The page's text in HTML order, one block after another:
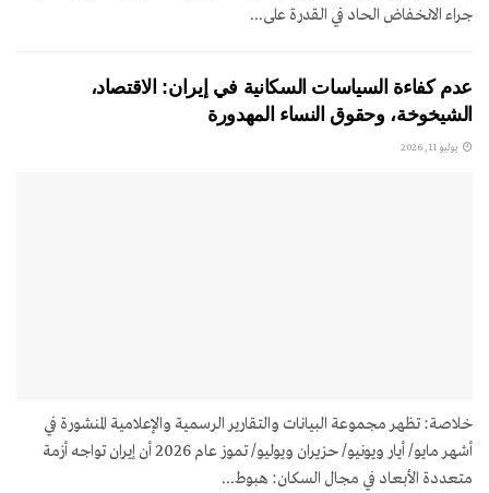
جراء الانخفاض الحاد في القدرة على...
عدم كفاءة السياسات السكانية في إيران: الاقتصاد،
الشيخوخة، وحقوق النساء المهدورة
يوليو 11, 2026
خلاصة: تظهر مجموعة البيانات والتقارير الرسمية والإعلامية المنشورة في
أشهر مايو/ أيار ويونيو/ حزيران ويوليو/ تموز عام 2026 أن إيران تواجه أزمة
متعددة الأبعاد في مجال السكان: هبوط...